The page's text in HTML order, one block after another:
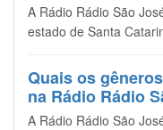
A Rádio Rádio São
estado de Santa
Quais os
na Rádio Rádio
A Rádio Rádio São